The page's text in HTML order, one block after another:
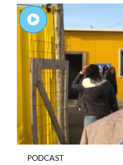
PODCAST